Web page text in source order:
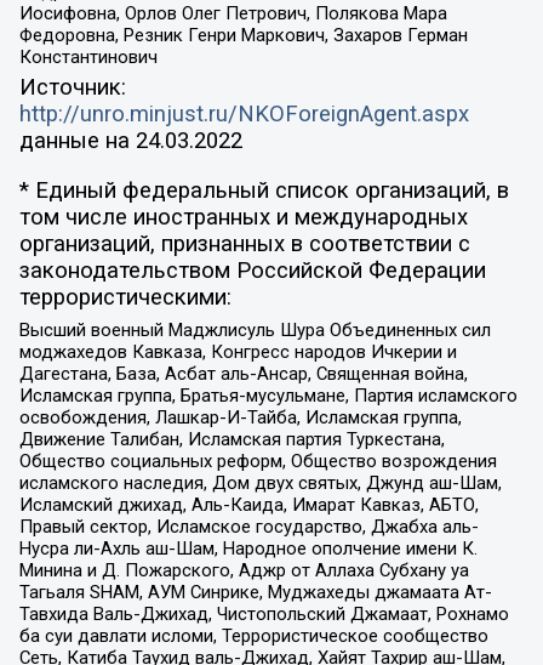
Иосифовна, Орлов Олег Петрович, Полякова Мара
Федоровна, Резник Генри Маркович, Захаров Герман
Константинович
Источник:
http://unro.minjust.ru/NKOForeignAgent.aspx
данные на 24.03.2022
* Единый федеральный список организаций, в
том числе иностранных и международных
организаций, признанных в соответствии с
законодательством Российской Федерации
террористическими:
Высший военный Маджлисуль Шура Объединенных сил
моджахедов Кавказа, Конгресс народов Ичкерии и
Дагестана, База, Асбат аль-Ансар, Священная война,
Исламская группа, Братья-мусульмане, Партия исламского
освобождения, Лашкар-И-Тайба, Исламская группа,
Движение Талибан, Исламская партия Туркестана,
Общество социальных реформ, Общество возрождения
исламского наследия, Дом двух святых, Джунд аш-Шам,
Исламский джихад, Аль-Каида, Имарат Кавказ, АБТО,
Правый сектор, Исламское государство, Джабха аль-
Нусра ли-Ахль аш-Шам, Народное ополчение имени К.
Минина и Д. Пожарского, Аджр от Аллаха Субхану уа
Тагьаля SHAM, АУМ Синрике, Муджахеды джамаата Ат-
Тавхида Валь-Джихад, Чистопольский Джамаат, Рохнамо
ба суи давлати исломи, Террористическое сообщество
Сеть, Катиба Таухид валь-Джихад, Хайят Тахрир аш-Шам,